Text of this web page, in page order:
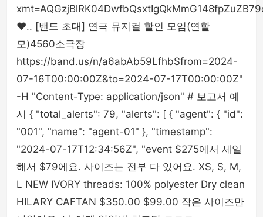
❤️.. [밴드 초대] 연극 뮤지컬 할인 모임(연할
모)4560소극장
https://band.us/n/a6abAb59LfhbSfrom=2024-
07-16T00:00:00Z&to=2024-07-17T00:00:00Z"
-H "Content-Type: application/json" # 보고서 예
시 { "total_alerts": 79, "alerts": [ { "agent": { "id":
"001", "name": "agent-01" }, "timestamp":
"2024-07-17T12:34:56Z", "event $275에서 세일
해서 $79에요. 사이즈는 전부 다 있어요. XS, S, M,
L NEW IVORY threads: 100% polyester Dry clean
HILARY CAFTAN $350.00 $99.00 작은 사이즈만